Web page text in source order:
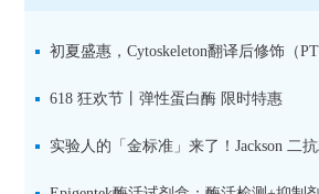
初夏盛惠，Cytoskeleton翻译后修饰（
品线放价啦！
618 狂欢节丨弹性蛋白酶 限时特惠
实验人的「金标准」来了！Jackson 二